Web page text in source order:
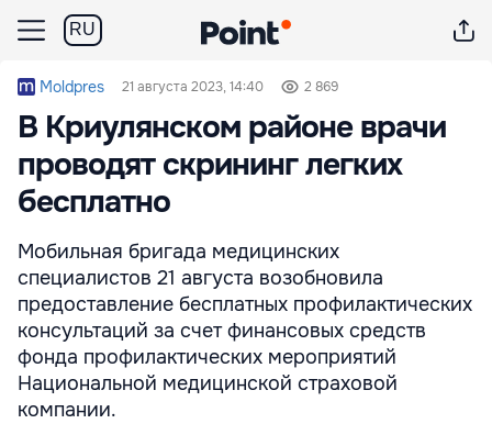
RU
Moldpres 21 августа 2023, 14:40 2 869
В Криулянском районе врачи
проводят скрининг легких
бесплатно
Мобильная бригада медицинских
специалистов 21 августа возобновила
предоставление бесплатных профилактических
консультаций за счет финансовых средств
фонда профилактических мероприятий
Национальной медицинской страховой
компании.